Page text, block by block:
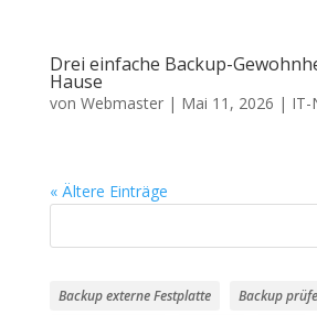
Drei einfache Backup-
Hause
von Webmaster| Mai 11, 2026 | IT-
« Ältere Einträge
Backup externe Festplatte
Backup